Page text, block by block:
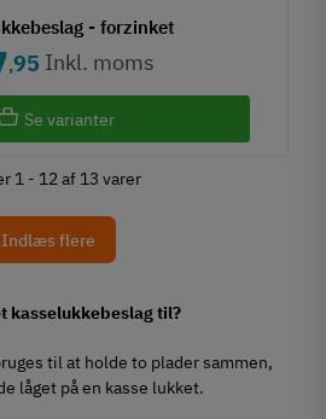
- forzinket
,95 Inkl. moms
Se varianter
1 - 12 af 13 varer
Indlæs flere
kasselukkebeslag til?
til at holde to plader sammen,
låget på en kasse lukket.